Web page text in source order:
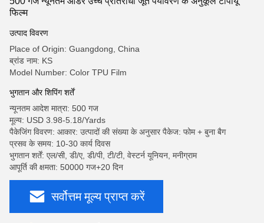
फिल्म
उत्पाद विवरण
Place of Origin: Guangdong, China
ब्रांड नाम: KS
Model Number: Color TPU Film
भुगतान और शिपिंग शर्तें
न्यूनतम आदेश मात्रा: 500 गज
मूल्य: USD 3.98-5.18/Yards
पैकेजिंग विवरण: आकार: उत्पादों की संख्या के अनुसार पैकेज: फोम + बुना बैग
प्रसव के समय: 10-30 कार्य दिवस
भुगतान शर्तें: एल/सी, डी/ए, डी/पी, टी/टी, वेस्टर्न यूनियन, मनीग्राम
आपूर्ति की क्षमता: 50000 गज+20 दिन
सर्वोत्तम मूल्य प्राप्त करें